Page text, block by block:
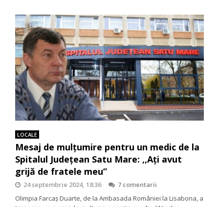
LOCALE
Mesaj de mulțumire pentru un medic de la
Spitalul Județean Satu Mare: ,,Ați avut
grijă de fratele meu”
24 septembrie 2024, 18:36
7 comentarii
Olimpia Farcaș Duarte, de la Ambasada României la Lisabona, a